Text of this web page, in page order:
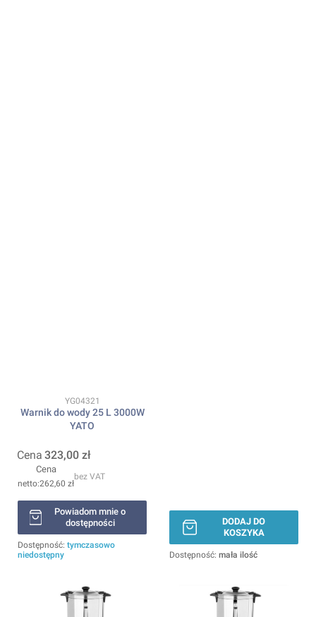
Kod produktu
YG04321
Warnik do wody 25 L 3000W
YATO
Cena 323,00 zł
Cena
262,60 zł
bez VAT
Powiadom mnie o
dostępności
Dostępność: tymczasowo
niedostępny
DODAJ DO
KOSZYKA
Dostępność: mała ilość